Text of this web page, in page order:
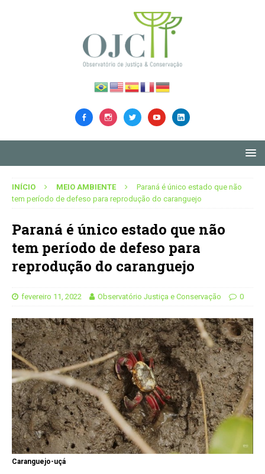
INÍCIO MEIO AMBIENTE
Paraná é único estado que não
tem período de defeso para reprodução do caranguejo
Paraná é único estado que não
tem período de defeso para
reprodução do caranguejo
fevereiro 11, 2022 Observatório Justiça e Conservação 0
Caranguejo-uçá